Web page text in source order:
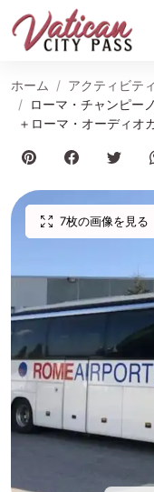
ホーム アクティビティ
ローマ・チャンピー
＋ローマ・オーディオ
7枚の画像を見る